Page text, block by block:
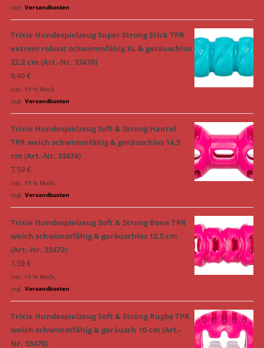
zzgl. Versandkosten
Trixie Hundespielzeug Super Strong Stick TPR
extrem robust schwimmfähig XL & geräuschlos
22,2 cm (Art.-Nr. 33470)
9,49€
inkl. 19 % MwSt.
zzgl. Versandkosten
Trixie Hundespielzeug Soft & Strong Hantel
TPR weich schwimmfähig & geräuschlos 14,5
cm (Art.-Nr. 33474)
7,59€
inkl. 19 % MwSt.
zzgl. Versandkosten
Trixie Hundespielzeug Soft & Strong Bone TPR
weich schwimmfähig & geräuschlos 12,5 cm
(Art.-Nr. 33472)
7,59€
inkl. 19 % MwSt.
zzgl. Versandkosten
Trixie Hundespielzeug Soft & Strong Rugby TPR
weich schwimmfähig & geräusch 10 cm (Art.-
Nr. 33476)